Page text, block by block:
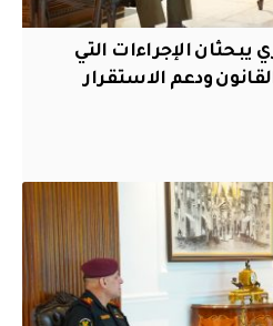
الإجراءات التي
ودعم الاستقرار